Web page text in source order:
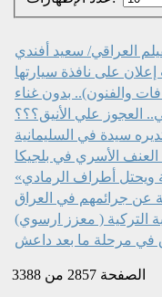
العراقي/ سعيد أفندي
على نافذة سيارتها
العجوز علي الأنيق؟؟؟
سيدة في السليمانية
عن جرائمهم في العراق
التركية ( معزز ارسوي)
في مرحلة ما بعد داعش
الصفحة 2857 من 3388